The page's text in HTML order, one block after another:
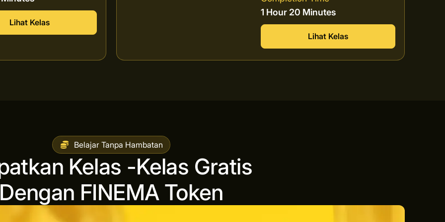
Lihat Kelas
1 Hour 20 Minutes
Lihat Kelas
Belajar Tanpa Hambatan
Kelas -Kelas Gratis
FINEMA Token